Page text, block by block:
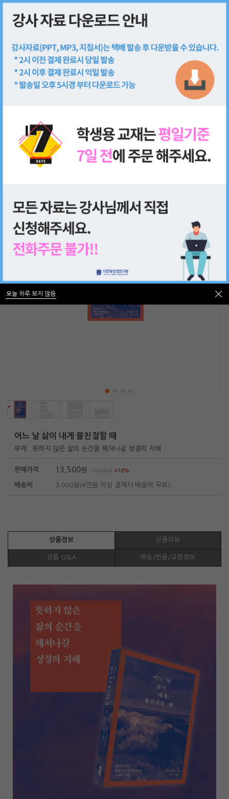
쇼핑몰
어느 날 삶이 내게 불친절할 때
부제 : 뜻하지 않은 삶의 순간을 헤쳐나갈 성경의 지혜
판매가격 13,500원 15,000원 10%
배송비 3,000원(4만원 이상 결제시 배송비 무료)
상품정보 상품리뷰
상품 Q&A 배송/반품/교환정보
오늘 하루 보지 않음
오늘 하루 보지 않음